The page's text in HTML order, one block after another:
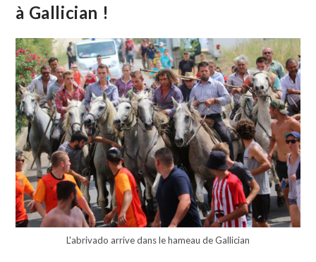
à Gallician !
L'abrivado arrive dans le hameau de Gallician